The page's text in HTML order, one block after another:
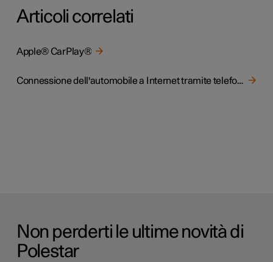
Articoli correlati
Apple® CarPlay®
Connessione dell'automobile a Internet tramite telefono (Wi-Fi)
Non perderti le ultime novità di
Polestar